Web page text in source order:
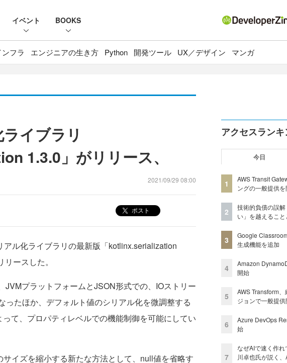
イベント BOOKS
ンフラ エンジニアの生き方 Python 開発ツール UX／デザイン マンガ
イブラリ
1.3.0」がリリース、
2021/09/29 08:00
ポスト
ル化ライブラリの最新版「kotlinx.serialization
ースした。
プラットフォームとJSON形式での、IOストリー
ったほか、デフォルト値のシリアル化を微調整する
て、プロパティレベルでの機能制御を可能にしてい
イズを縮小する新たな方法として、null値を省略す
アクセスラン
今日
1
AWS Transit
ングの一般提供
2
技術的負債の誤
い」を越えるこ
3
Google
生成機能を追加
4
Amazon
開始
5
AWS Transform
ジョンで一般提
6
Azure DevOps
始
7
なぜAIで速く作
川卓也氏が説く